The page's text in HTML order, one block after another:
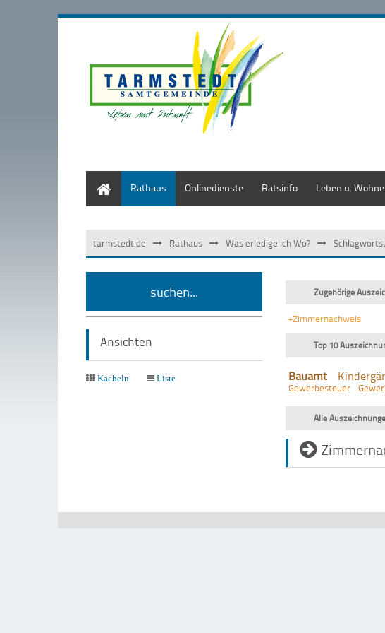
Rathaus Onlinedienste Ratsinfo Leben u.
tarmstedt.de Rathaus Was erledige ich Wo?
suchen...
Ansichten
Kacheln Liste
Zugehörige
+Zimmernachweis
Top 10
Bauamt
Gewerbesteuer
Alle